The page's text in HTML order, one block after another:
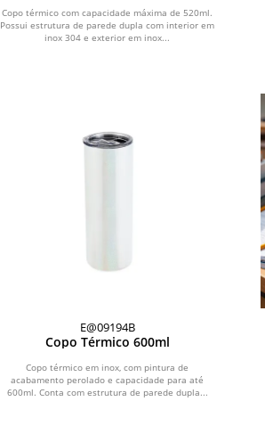
Copo térmico com capacidade máxima de 520ml.
Possui estrutura de parede dupla com interior em
inox 304 e exterior em inox...
E@09194B
Copo Térmico 600ml
Copo térmico em inox, com pintura de
acabamento perolado e capacidade para até
600ml. Conta com estrutura de parede dupla...